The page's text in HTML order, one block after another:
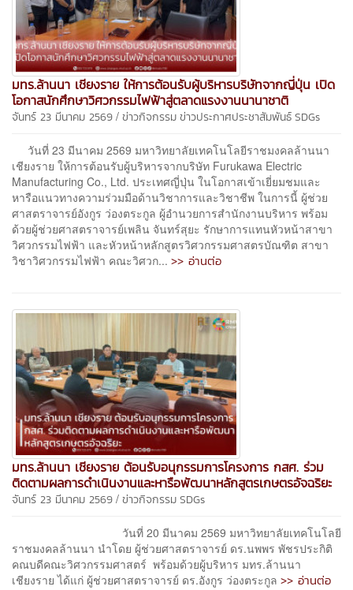
มทร.ล้านนา เชียงราย ให้การต้อนรับผู้บริหารบริษัทจากญี่ปุ่น เปิด
โอกาสนักศึกษาวิศวกรรมไฟฟ้าสู่ตลาดแรงงานนานาชาติ
จันทร์ 23 มีนาคม 2569 / ข่าวกิจกรรมข่าวประกาศประชาสัมพันธ์SDGs
วันที่ 23 มีนาคม 2569 มหาวิทยาลัยเทคโนโลยีราชมงคลล้านนา
เชียงราย ให้การต้อนรับผู้บริหารจากบริษัท Furukawa Electric
Manufacturing Co., Ltd. ประเทศญี่ปุ่น ในโอกาสเข้าเยี่ยมชมและ
หารือแนวทางความร่วมมือด้านวิชาการและวิชาชีพ ในการนี้ ผู้ช่วย
ศาสตราจารย์อังกูร ว่องตระกูล ผู้อำนวยการสำนักงานบริหาร พร้อม
ด้วยผู้ช่วยศาสตราจารย์เพลิน จันทร์สุยะ รักษาการแทนหัวหน้าสาขา
วิศวกรรมไฟฟ้า และหัวหน้าหลักสูตรวิศวกรรมศาสตรบัณฑิต สาขา
วิชาวิศวกรรมไฟฟ้า คณะวิศวก... >> อ่านต่อ
มทร.ล้านนา เชียงราย ต้อนรับอนุกรรมการโครงการ กสศ. ร่วม
ติดตามผลการดำเนินงานและหารือพัฒนาหลักสูตรเกษตรอัจฉริยะ
จันทร์ 23 มีนาคม 2569 / ข่าวกิจกรรมSDGs
วันที่ 20 มีนาคม 2569 มหาวิทยาลัยเทคโนโลยี
ราชมงคลล้านนา นำโดย ผู้ช่วยศาสตราจารย์ ดร.นพพร พัชรประกิติ
คณบดีคณะวิศวกรรมศาสตร์ พร้อมด้วยผู้บริหาร มทร.ล้านนา
เชียงราย ได้แก่ ผู้ช่วยศาสตราจารย์ ดร.อังกูร ว่องตระกูล >> อ่านต่อ